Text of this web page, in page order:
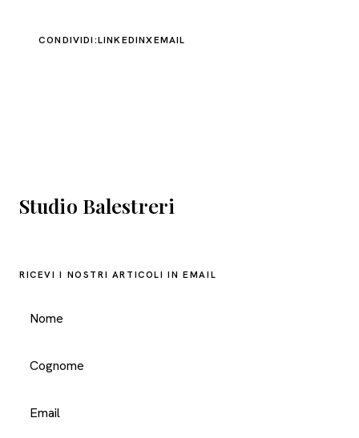
CONDIVIDI:LINKEDINXEMAIL
Studio Balestreri
RICEVI I NOSTRI ARTICOLI IN EMAIL